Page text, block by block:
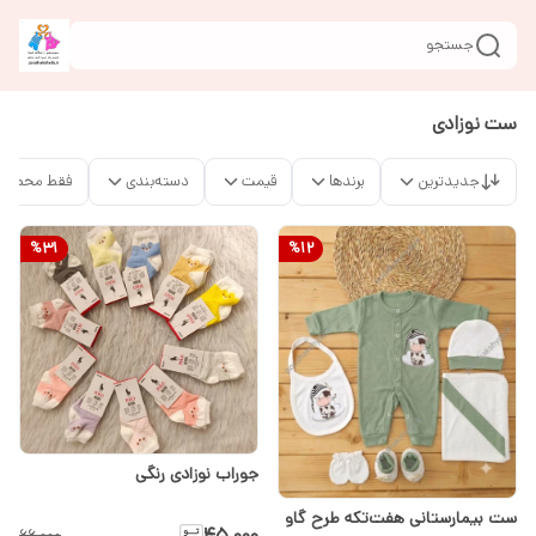
جستجو
ست نوزادی
جدیدترین برندها قیمت دسته‌بندی فقط
%12
ست بیمارستانی هفت‌تکه طرح گاو
%31
جوراب نوزادی رنگی